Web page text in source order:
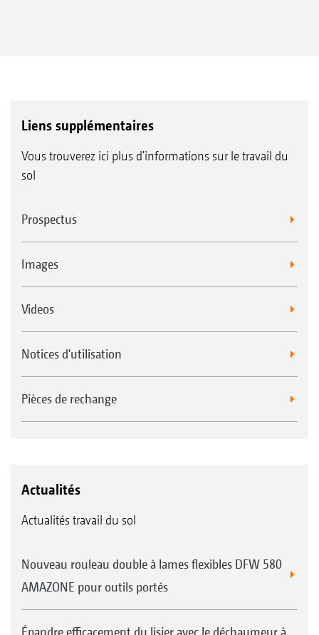
Liens supplémentaires
Vous trouverez ici plus d'informations sur le travail du
sol
Prospectus
Images
Videos
Notices d'utilisation
Pièces de rechange
Actualités
Actualités travail du sol
Nouveau rouleau double à lames flexibles DFW 580
AMAZONE pour outils portés
Épandre efficacement du lisier avec le déchaumeur à